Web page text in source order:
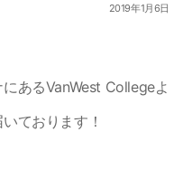
2019年1月6日
あるVanWest Collegeよ
ております！